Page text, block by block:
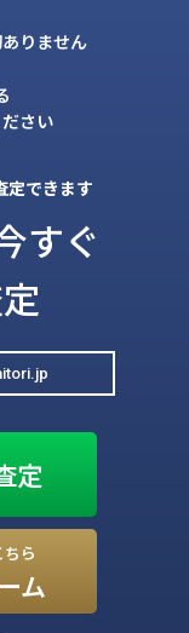
りません
さい
定できます
すぐ
定
ら
ム